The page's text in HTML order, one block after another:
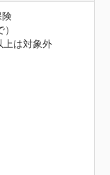
険
は対象外